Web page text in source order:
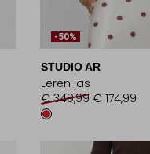
-50%
STUDIO AR
Leren jas
€ 349,99 € 174,99